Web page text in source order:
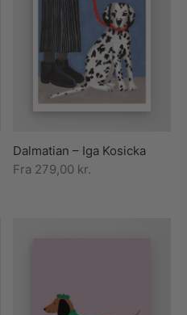
Dalmatian – Iga Kosicka
Fra 279,00 kr.